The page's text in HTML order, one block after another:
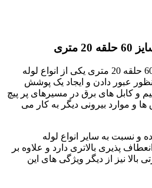
لوله خرطومی تابلویی سایز 60 حلقه 20 متری یکی از انواع لوله
عبور دادن و ایجاد یک پوشش
و کابل های برق در مسیرهای پر پیچ
و موارد بیرونی دیگر به کار می
و نسبت به سایر انواع لوله
پذیری بالاتری دارد و علاوه بر
بالا نیز از دیگر ویژگی های این